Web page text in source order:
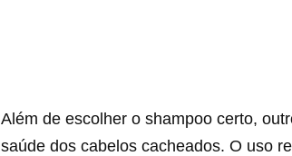
Além de escolher o shampoo certo,
saúde dos cabelos cacheados. O uso